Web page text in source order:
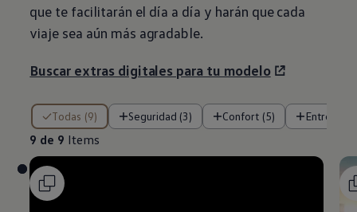
que te facilitarán el día a día y harán que cada
viaje sea aún más agradable.
Buscar extras digitales para tu modelo
Todas (9) Seguridad (3) Confort (5)
9 de 9 Items
9 de 9 Items